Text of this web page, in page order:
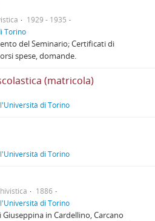
1929 - 1935
Torino
del Seminario; Certificati di
spese, domande.
(matricola)
di Torino
di Torino
1886
di Torino
in Cardellino, Carcano